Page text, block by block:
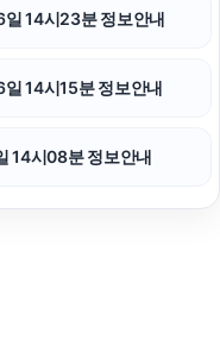
14시23분 정보안내
14시15분 정보안내
14시08분 정보안내